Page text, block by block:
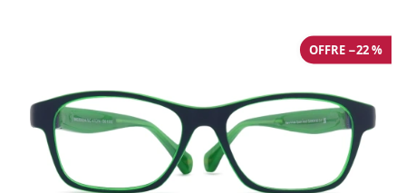
OFFRE −22 %